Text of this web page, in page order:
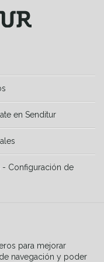
en Senditur
- Configuración de
para mejorar
navegación y poder